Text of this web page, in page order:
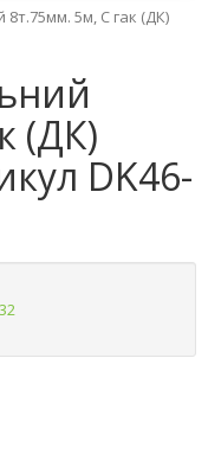
8т.75мм. 5м, С гак (ДК)
(ДК)
DK46-